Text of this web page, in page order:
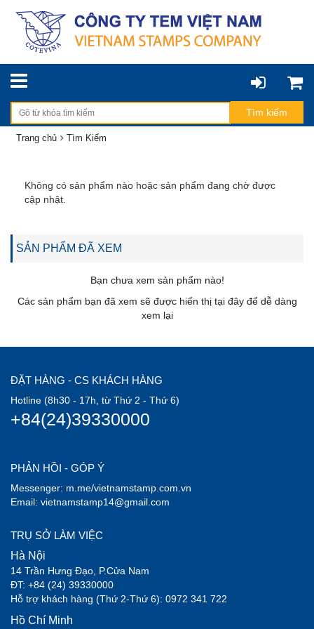
Trang chủ Tìm Kiếm
Không có sản phẩm nào hoặc sản phẩm đang chờ được
cập nhật.
SẢN PHẨM ĐÃ XEM
Bạn chưa xem sản phẩm nào!
Các sản phẩm bạn đã xem sẽ được hiển thị tại đây để dễ dàng
xem lại
ĐẶT HÀNG - CS KHÁCH HÀNG
Hotline (8h30 - 17h, từ Thứ 2 - Thứ 6)
+84(24)39330000
PHẢN HỒI - GÓP Ý
Messenger: m.me/vietnamstamp.com.vn
Email: vietnamstamp14@gmail.com
TRỤ SỞ LÀM VIỆC
Hà Nội
14 Trần Hưng Đạo, P.Cửa Nam
ĐT: +84 (24) 39330000
Hỗ trợ khách hàng (Thứ 2-Thứ 6): 0972 341 722
Hồ Chí Minh